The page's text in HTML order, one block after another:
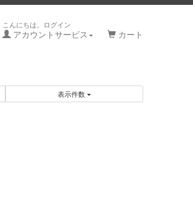
こんにちは。ログイン
アカウントサービス カート
表示件数